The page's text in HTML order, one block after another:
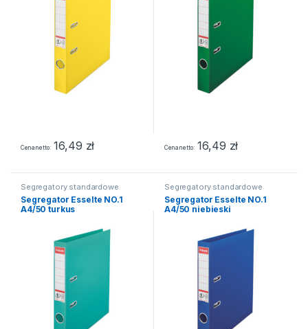
Cena netto 16,49 zł Cena netto 16,49 zł
Segregatory standardowe
Segregator Esselte NO.1
A4/50 turkus
Segregatory standardowe
Segregator Esselte NO.1
A4/50 niebieski